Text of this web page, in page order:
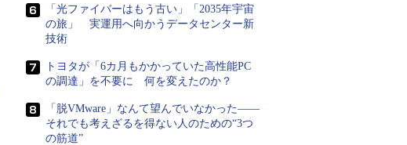
「光ファイバーはもう古い」「2035年宇宙
の旅」 実運用へ向かうデータセンター新
技術
トヨタが「6カ月もかかっていた高性能PC
の調達」を不要に 何を変えたのか？
「脱VMware」なんて望んでいなかった――
それでも考えざるを得ない人のための“3つ
の筋道”